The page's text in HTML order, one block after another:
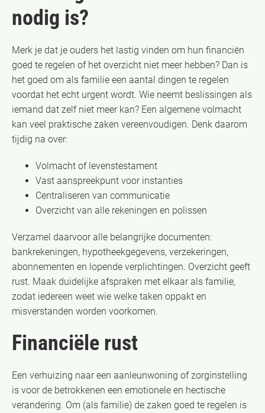
nodig is?
Merk je dat je ouders het lastig vinden om hun financiën
goed te regelen of het overzicht niet meer hebben? Dan is
het goed om als familie een aantal dingen te regelen
voordat het echt urgent wordt. Wie neemt beslissingen als
iemand dat zelf niet meer kan? Een algemene volmacht
kan veel praktische zaken vereenvoudigen. Denk daarom
tijdig na over:
Volmacht of levenstestament
Vast aanspreekpunt voor instanties
Centraliseren van communicatie
Overzicht van alle rekeningen en polissen
Verzamel daarvoor alle belangrijke documenten:
bankrekeningen, hypotheekgegevens, verzekeringen,
abonnementen en lopende verplichtingen. Overzicht geeft
rust. Maak duidelijke afspraken met elkaar als familie,
zodat iedereen weet wie welke taken oppakt en
misverstanden worden voorkomen.
Financiële rust
Een verhuizing naar een aanleunwoning of zorginstelling
is voor de betrokkenen een emotionele en hectische
verandering. Om (als familie) de zaken goed te regelen is